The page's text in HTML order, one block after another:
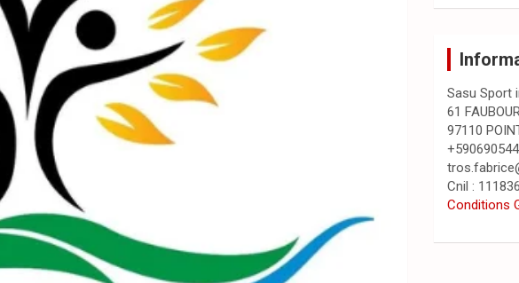
Sasu Sport
61
97110
Cnil :
Conditions